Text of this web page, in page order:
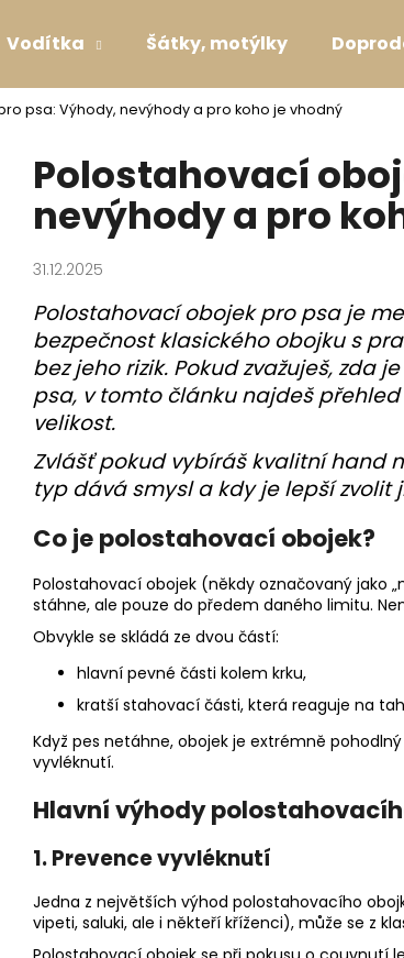
Vodítka Šátky, motýlky
psa: Výhody, nevýhody a pro koho je vhodný
Polostahovací
nevýhody a pro
31.12.2025
Polostahovací obojek pro psa je
bezpečnost klasického obojku s
bez jeho rizik. Pokud zvažuješ,
psa, v tomto článku najdeš
velikost.
Zvlášť pokud vybíráš kvalitní hand
typ dává smysl a kdy je lepší zvolit
Co je polostahovací obojek?
Polostahovací obojek (někdy označovaný jako
stáhne, ale pouze do předem daného limitu.
Obvykle se skládá ze dvou částí:
hlavní pevné části kolem krku,
kratší stahovací části, která reaguje na
Když pes netáhne, obojek je extrémně
vyvléknutí.
Hlavní výhody
1. Prevence vyvléknutí
Jedna z největších výhod polostahovacího
vipeti, saluki, ale i někteří kříženci), může se z
Co potřebujete najít?
Doporučujeme
SVATEBNÍ OBOJEK S KYTIČKAMI WHITE
550 Kč